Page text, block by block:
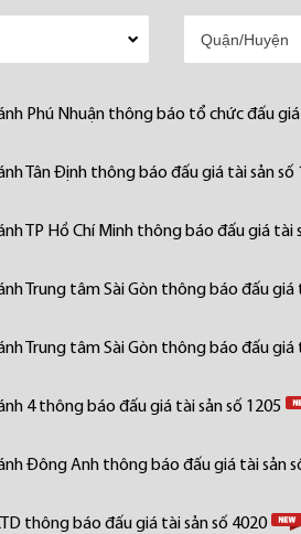
Phú Nhuận thông báo tổ chức đấu
Tân Định thông báo đấu giá tài sản số
TP Hồ Chí Minh thông báo đấu giá tài
Trung tâm Sài Gòn thông báo đấu giá
Trung tâm Sài Gòn thông báo đấu giá
4 thông báo đấu giá tài sản số 1205
Đông Anh thông báo đấu giá tài sản
thông báo đấu giá tài sản số 4020